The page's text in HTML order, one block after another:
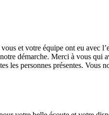
et votre équipe ont eu avec
démarche. Merci à vous
les personnes présentes. Vous